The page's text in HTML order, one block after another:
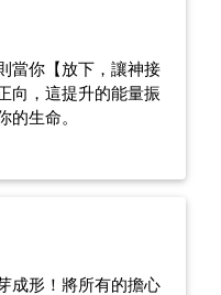
當你【放下，讓神接
向，這提升的能量振
的生命。
成形！將所有的擔心